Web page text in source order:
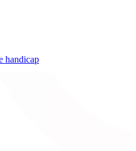
handicap